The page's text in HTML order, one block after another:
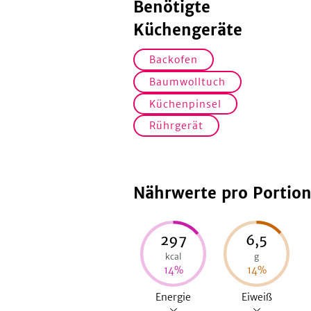
Benötigte
Küchengeräte
Backofen
Baumwolltuch
Küchenpinsel
Rührgerät
Nährwerte pro Portion
297
kcal
14%
Energie
6,5
g
14%
Eiweiß